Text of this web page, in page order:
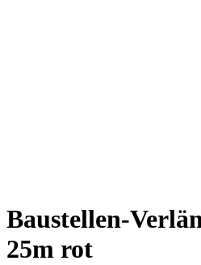
Baustellen-
25m rot